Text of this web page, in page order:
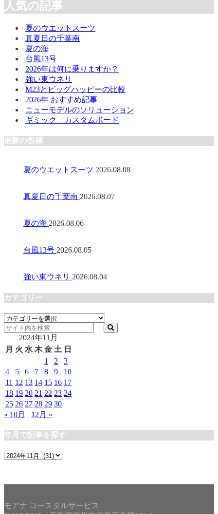
人気の記事
夏のウエットスーツ
真夏日の千葉南
夏の海
台風13号
2026年は何に乗りますか？
強い東ウネリ
M23とビッグハッピーの比較
2026年 おすすめ記事
ニューモデルのソリューション
ギミック カスタムボード
最新の投稿
夏のウエットスーツ 2026.08.08
真夏日の千葉南 2026.08.07
夏の海 2026.08.06
台風13号 2026.08.05
強い東ウネリ 2026.08.04
カテゴリー
カ
テ
リ
2024年11月
月 火 水 木 金 土 日
1
2
3
4
5 6 7 8 9
10
11 12 13 14 15 16 17
18 19 20 21 22 23 24
25 26 27 28 29 30
« 10月
12月 »
年月で記事を探す
年
記
を
モアナ コースタルサービス